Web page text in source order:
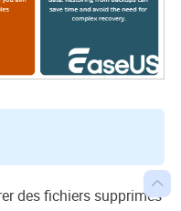

des fichiers supprimés